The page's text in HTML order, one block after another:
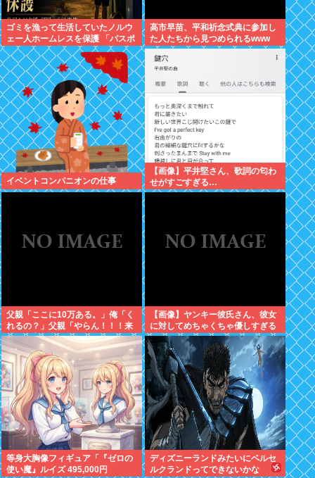
ゴミを漁って生活していたノルウ
ェー人ホームレスを保護 「パスポ
ートを盗まれ帰国できず、3年以
上も経ってしまった」
高市早苗、平和祈念式典に参加し
た人たちから見つめられるwww
イベントコンパニオンの仕事
【画像】平井堅さん、歌詞の匂わ
せがすごすぎる…
父親「ここに10万ある。」俺「く
れるの？」父親「やらん！！！来
週まで家を出ていってくれない
か」
【画像】ヤンキー彼氏さん、彼女
に対してめちゃくちゃ優しすぎる
✨✨
等身大胸像フィギュア「『ゼロの
使い魔』ルイズ 495,000円
ディズニーランドみたいにベルセ
ルクランドってできないかな